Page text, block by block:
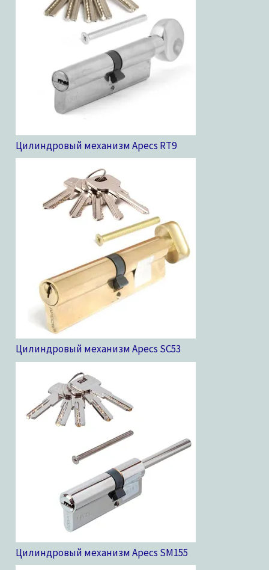
Цилиндровый механизм Apecs RT9
Цилиндровый механизм Apecs SC53
Цилиндровый механизм Apecs SM155